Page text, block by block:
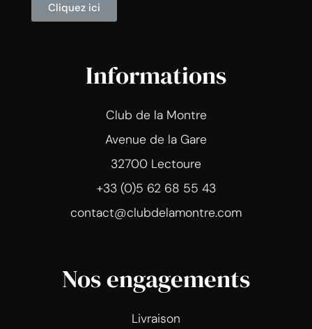
Cliquez ici
Informations
Club de la Montre
Avenue de la Gare
32700 Lectoure
+33 (0)5 62 68 55 43
contact@clubdelamontre.com
Nos engagements
Livraison